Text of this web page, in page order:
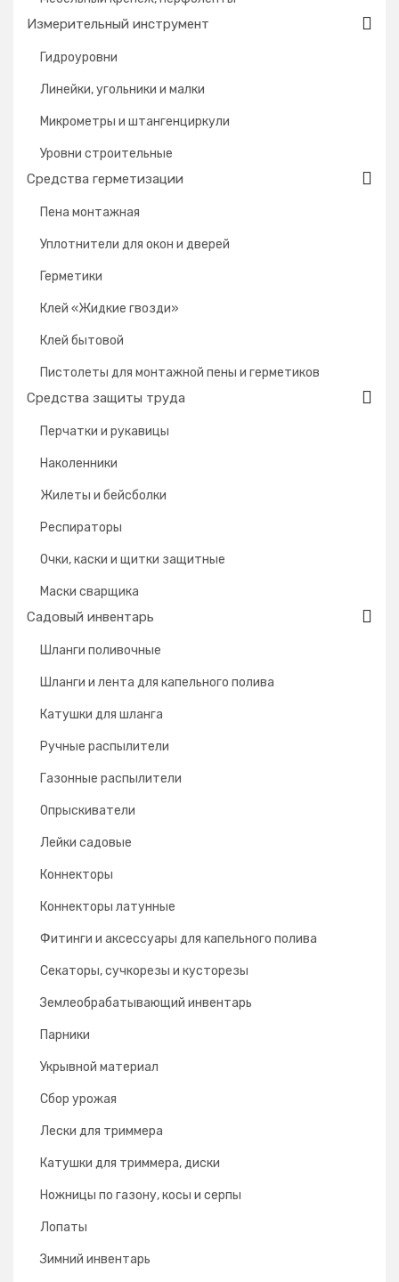
Измерительный инструмент
Гидроуровни
Линейки, угольники и малки
Микрометры и штангенциркули
Уровни строительные
Средства герметизации
Пена монтажная
Уплотнители для окон и дверей
Герметики
Клей «Жидкие гвозди»
Клей бытовой
Пистолеты для монтажной пены и герметиков
Средства защиты труда
Перчатки и рукавицы
Наколенники
Жилеты и бейсболки
Респираторы
Очки, каски и щитки защитные
Маски сварщика
Садовый инвентарь
Шланги поливочные
Шланги и лента для капельного полива
Катушки для шланга
Ручные распылители
Газонные распылители
Опрыскиватели
Лейки садовые
Коннекторы
Коннекторы латунные
Фитинги и аксессуары для капельного полива
Секаторы, сучкорезы и кусторезы
Землеобрабатывающий инвентарь
Парники
Укрывной материал
Сбор урожая
Лески для триммера
Катушки для триммера, диски
Ножницы по газону, косы и серпы
Лопаты
Зимний инвентарь